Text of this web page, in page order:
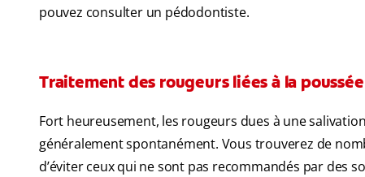
pouvez consulter un pédodontiste.
Traitement des rougeurs liées à la
Fort heureusement, les rougeurs dues à une
généralement spontanément. Vous trouverez de
d’éviter ceux qui ne sont pas recommandés par des